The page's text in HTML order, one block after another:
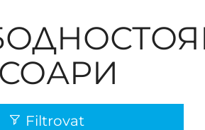
Filtrovat